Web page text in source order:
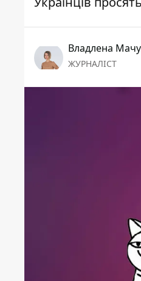
Владлена
ЖУРНАЛІСТ